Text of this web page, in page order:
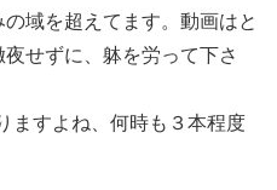
域を超えてます。動画はと
せずに、躰を労って下さ
ますよね、何時も３本程度